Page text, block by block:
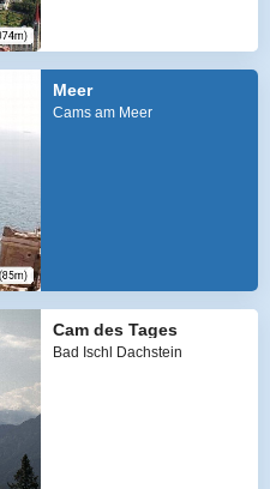
Meer
Cams am Meer
Cam des Tages
Bad Ischl Dachstein